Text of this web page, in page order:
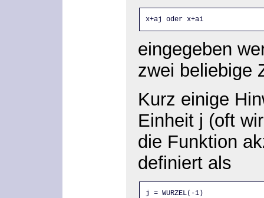
x+aj oder x+ai
eingegeben
zwei beliebige
Kurz einige
Einheit j (oft
die Funktion
definiert als
j = WURZEL(-1)